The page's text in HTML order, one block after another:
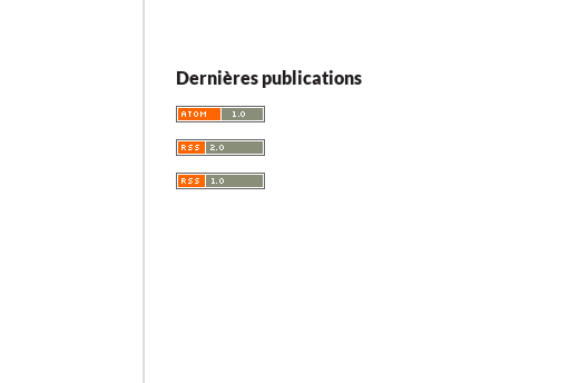
Dernières publications